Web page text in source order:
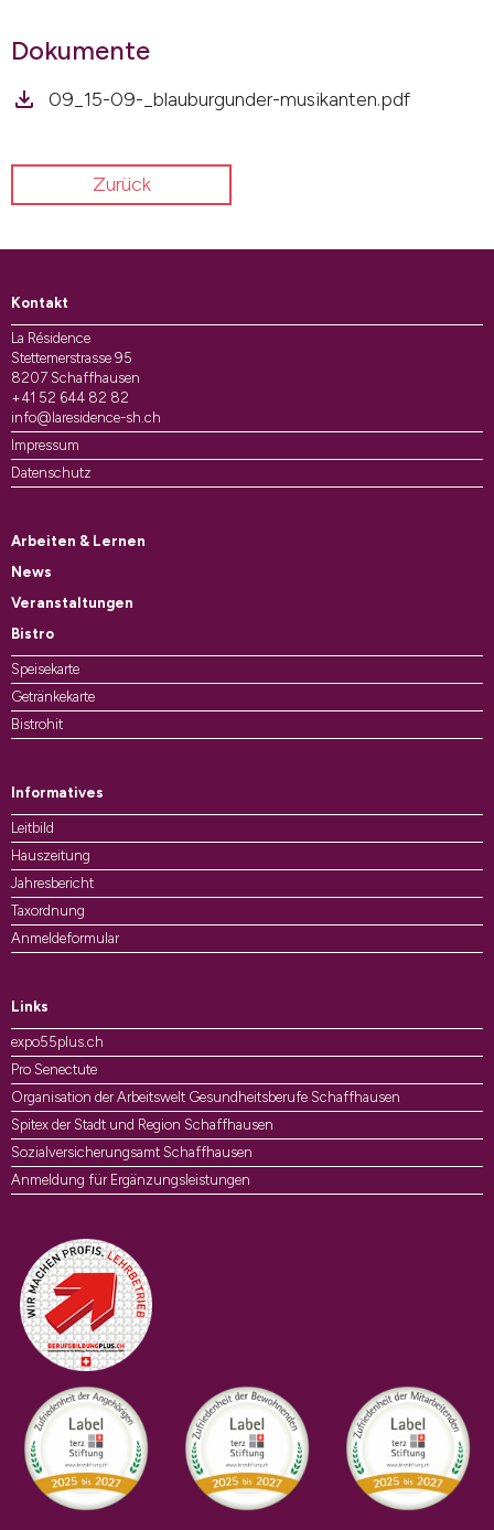
Dokumente
09_15-09-_blauburgunder-musikanten.pdf
Zurück
Kontakt
La Résidence
Stettemerstrasse 95
8207 Schaffhausen
+41 52 644 82 82
info@laresidence-sh.ch
Impressum
Datenschutz
Arbeiten & Lernen
News
Veranstaltungen
Bistro
Speisekarte
Getränkekarte
Bistrohit
Informatives
Leitbild
Hauszeitung
Jahresbericht
Taxordnung
Anmeldeformular
Links
expo55plus.ch
Pro Senectute
Organisation der Arbeitswelt Gesundheitsberufe Schaffhausen
Spitex der Stadt und Region Schaffhausen
Sozialversicherungsamt Schaffhausen
Anmeldung für Ergänzungsleistungen
Auszeichnungen